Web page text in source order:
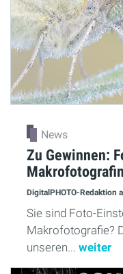
News
Zu Gewinnen:
DigitalPHOTO-Redaktion
Sie sind Foto-
Makrofotografie?
unseren... weiter